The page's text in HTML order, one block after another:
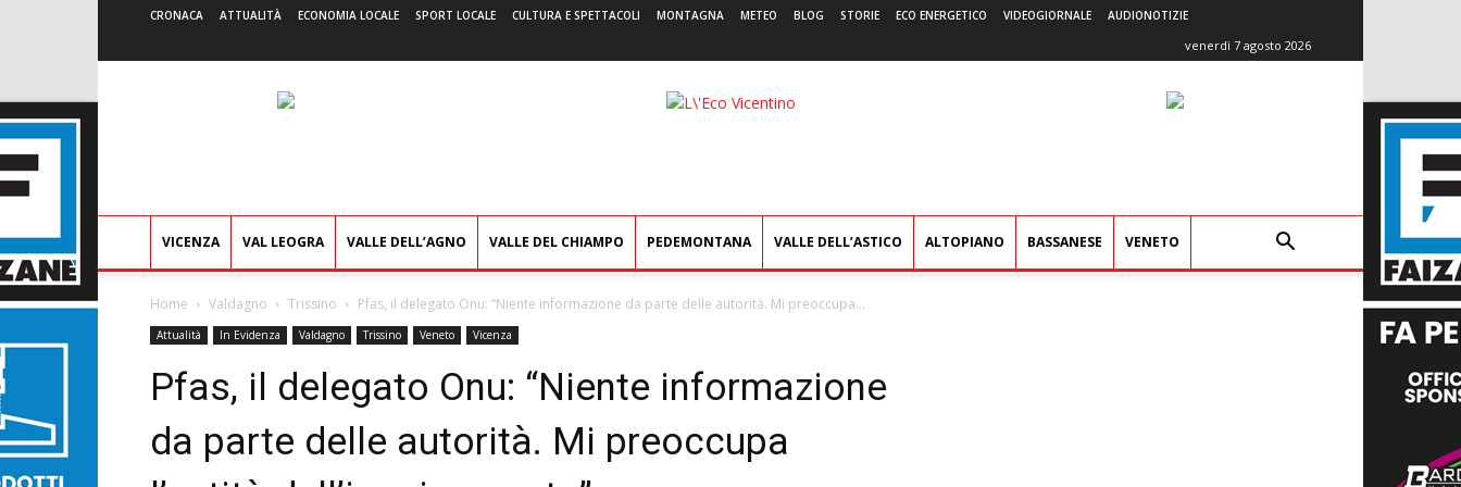
CRONACA ATTUALITÀ ECONOMIA LOCALE SPORT LOCALE CULTURA E SPETTACOLI MONTAGNA METEO BLOG STORIE ECO ENERGETICO VIDEOGIORNALE AUDIONOTIZIE
venerdì 7 agosto 2026
L'Eco
VICENZA VAL LEOGRA VALLE DELL’AGNO VALLE DEL CHIAMPO PEDEMONTANA VALLE DELL’ASTICO ALTOPIANO BASSANESE VENETO
Home Valdagno Trissino Pfas, il delegato Onu: “Niente informazione da parte delle autorità. Mi preoccupa...
Attualità In Evidenza Valdagno Trissino Veneto Vicenza
Pfas, il delegato Onu: “Niente informazione
da parte delle autorità. Mi preoccupa